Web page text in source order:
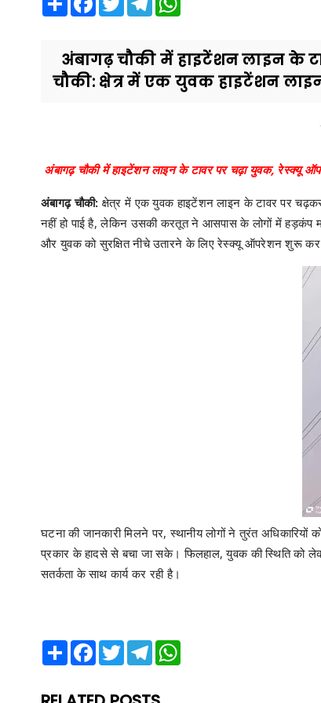
अंबागढ़ चौकी में हाइटेंशन लाइन के
चौकी: क्षेत्र में एक युवक हाइटेंशन
अंबागढ़ चौकी में हाइटेंशन लाइन के टावर पर चढ़ा युवक, रेस्क्यू
अंबागढ़ चौकी: क्षेत्र में एक युवक हाइटेंशन लाइन के टावर पर
नहीं हो पाई है, लेकिन उसकी करतूत ने आसपास के लोगों में हड़कंप
और युवक को सुरक्षित नीचे उतारने के लिए रेस्क्यू ऑपरेशन शुरू कर
घटना की जानकारी मिलने पर, स्थानीय लोगों ने तुरंत अधिकारियों
प्रकार के हादसे से बचा जा सके। फिलहाल, युवक की स्थिति को
सतर्कता के साथ कार्य कर रही है।
Share Facebook
TwitterTelegram